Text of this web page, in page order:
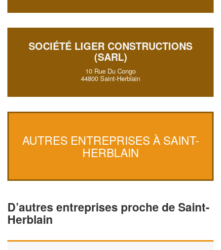
SOCIÉTÉ LIGER CONSTRUCTIONS
(SARL)
10 Rue Du Congo
44800 Saint-Herblain
AUTRES ENTREPRISES À SAINT-
HERBLAIN
D’autres entreprises proche de Saint-
Herblain